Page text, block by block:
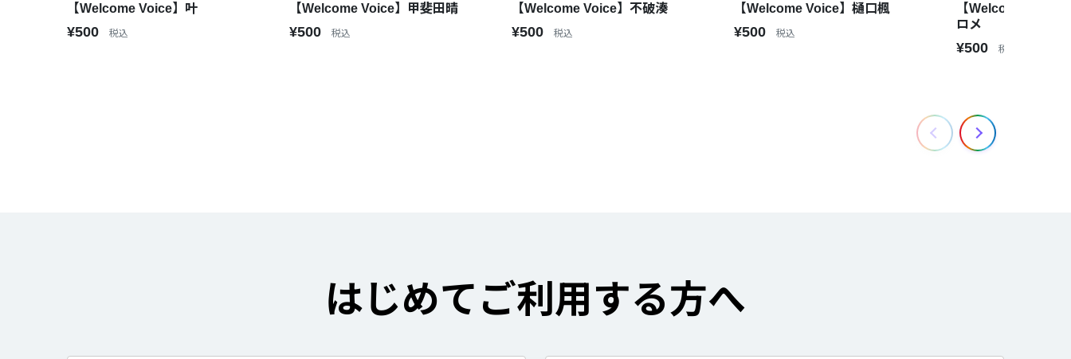
【Welcome Voice】叶
¥500 税込
【Welcome Voice】甲斐田晴
¥500 税込
【Welcome Voice】不破湊
¥500 税込
【Welcome Voice】樋口楓
¥500 税込
【Welcome Voice
ロメ
¥500 税込
はじめてご利用する方へ